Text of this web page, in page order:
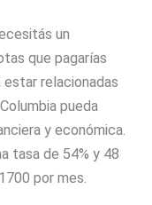
un
que pagarías
relacionadas
pueda
y económica.
tasa de 54% y 48
por mes.